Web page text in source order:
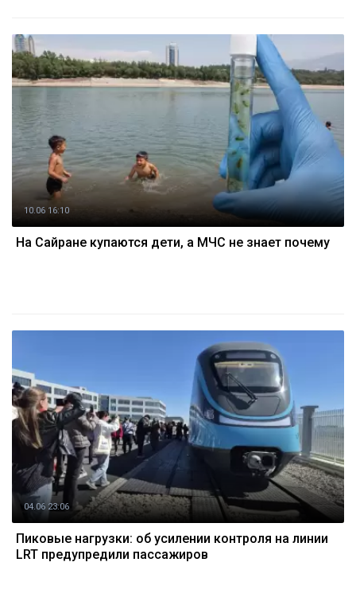
10.06 16:10
На Сайране купаются дети, а МЧС не знает почему
04.06 23:06
Пиковые нагрузки: об усилении контроля на линии
LRT предупредили пассажиров